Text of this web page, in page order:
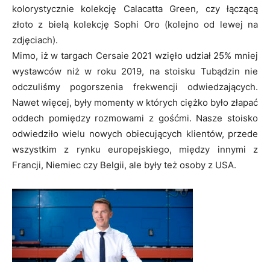
kolorystycznie kolekcję Calacatta Green, czy łączącą
złoto z bielą kolekcję Sophi Oro (kolejno od lewej na
zdjęciach).
Mimo, iż w targach Cersaie 2021 wzięło udział 25% mniej
wystawców niż w roku 2019, na stoisku Tubądzin nie
odczuliśmy pogorszenia frekwencji odwiedzających.
Nawet więcej, były momenty w których ciężko było złapać
oddech pomiędzy rozmowami z gośćmi. Nasze stoisko
odwiedziło wielu nowych obiecujących klientów, przede
wszystkim z rynku europejskiego, między innymi z
Francji, Niemiec czy Belgii, ale były też osoby z USA.